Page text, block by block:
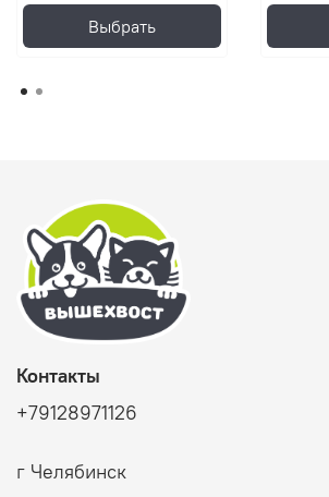
Выбрать
Контакты
+79128971126
г Челябинск